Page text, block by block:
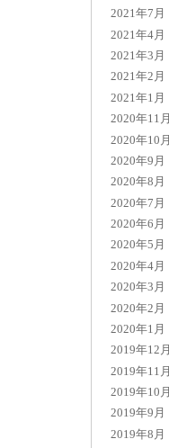
2021年7月
2021年4月
2021年3月
2021年2月
2021年1月
2020年11月
2020年10月
2020年9月
2020年8月
2020年7月
2020年6月
2020年5月
2020年4月
2020年3月
2020年2月
2020年1月
2019年12月
2019年11月
2019年10月
2019年9月
2019年8月